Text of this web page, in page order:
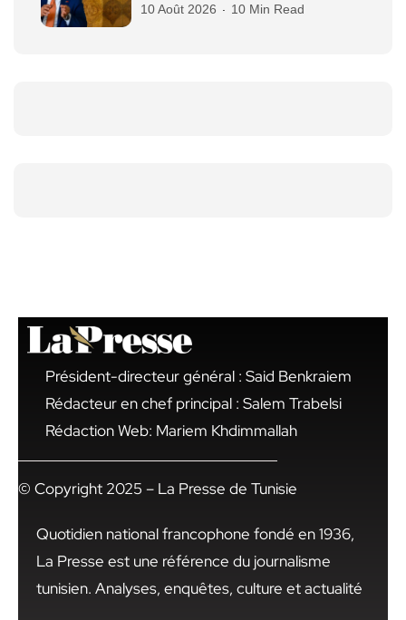
10 Août 2026 10 Min Read
Président-directeur général : Said Benkraiem
Rédacteur en chef principal : Salem Trabelsi
Rédaction Web: Mariem Khdimmallah
© Copyright 2025 – La Presse de Tunisie
Quotidien national francophone fondé en 1936,
La Presse est une référence du journalisme
tunisien. Analyses, enquêtes, culture et actualité